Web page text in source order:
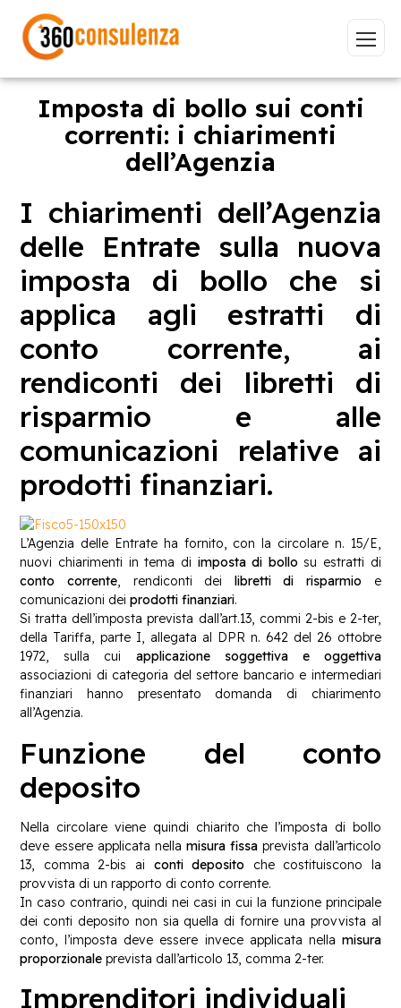
Vai
GDPR NIS2 Bandi ISO 27001
Sviluppo software BeeProd
Inizia a digitare per visualizzare le pagine consigliate.
Imposta di bollo sui conti
correnti: i chiarimenti
dell’Agenzia
I chiarimenti dell’Agenzia
delle Entrate sulla nuova
imposta di bollo che si
applica agli estratti di
conto corrente, ai
rendiconti dei libretti di
risparmio e alle
comunicazioni relative ai
prodotti finanziari.
L’Agenzia delle Entrate ha fornito, con la circolare n. 15/E,
nuovi chiarimenti in tema di imposta di bollo su estratti di
conto corrente, rendiconti dei libretti di risparmio e
comunicazioni deiprodotti finanziari.
Si tratta dell’imposta prevista dall’art.13, commi 2-bis e 2-ter,
della Tariffa, parte I, allegata al DPR n. 642 del 26 ottobre
1972, sulla cui applicazione soggettiva e oggettiva
associazioni di categoria del settore bancario e intermediari
finanziari hanno presentato domanda di chiarimento
all’Agenzia.
Funzione del conto
deposito
Nella circolare viene quindi chiarito che l’imposta di bollo
deve essere applicata nellamisura fissa prevista dall’articolo
13, comma 2-bis ai conti deposito che costituiscono la
provvista di un rapporto di conto corrente.
In caso contrario, quindi nei casi in cui la funzione principale
dei conti deposito non sia quella di fornire una provvista al
conto, l’imposta deve essere invece applicata nella misura
proporzionale prevista dall’articolo 13, comma 2-ter.
Imprenditori individuali